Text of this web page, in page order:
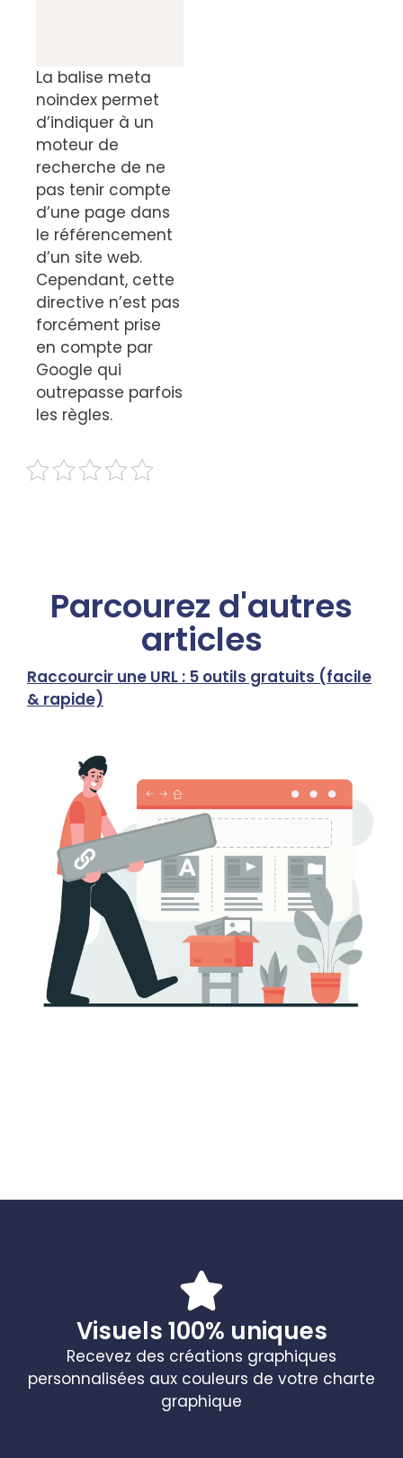
La balise meta
noindex permet
d’indiquer à un
moteur de
recherche de ne
pas tenir compte
d’une page dans
le référencement
d’un site web.
Cependant, cette
directive n’est pas
forcément prise
en compte par
Google qui
outrepasse parfois
les règles.
Parcourez d'autres
articles
Raccourcir une URL : 5 outils gratuits (facile
& rapide)
Visuels 100% uniques
Recevez des créations graphiques
personnalisées aux couleurs de votre charte
graphique